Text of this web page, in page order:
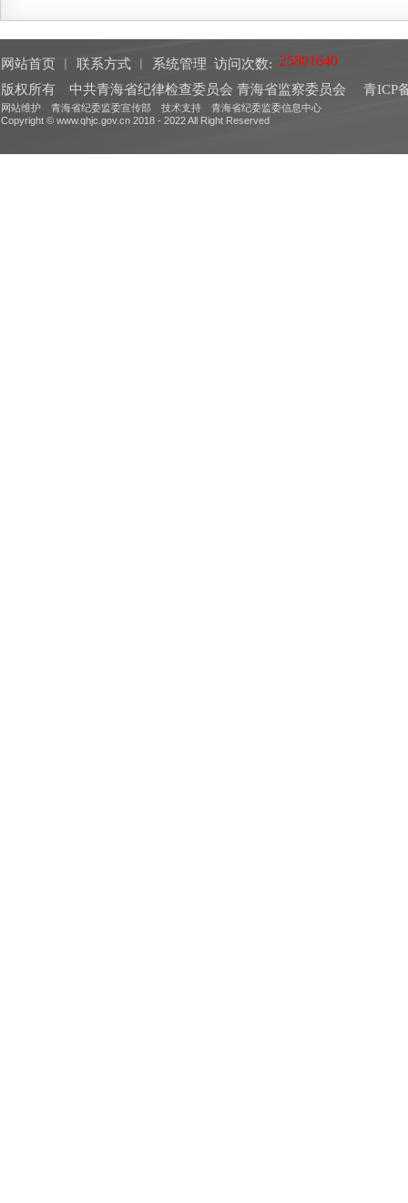
网站首页 联系方式 系统管理 访问次数:
版权所有 中共青海省纪律检查委员会 青海省监察委员会
青ICP
网站维护 青海省纪委监委宣传部 技术支持 青海省纪委监委信息中心
Copyright © www.qhjc.gov.cn 2018 - 2022 All Right Reserved